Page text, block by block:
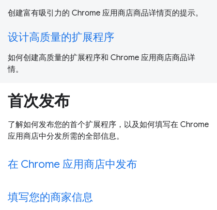
创建富有吸引力的 Chrome 应用商店商品详情页的提示。
设计高质量的扩展程序
如何创建高质量的扩展程序和 Chrome 应用商店商品详
情。
首次发布
了解如何发布您的首个扩展程序，以及如何填写在 Chrome
应用商店中分发所需的全部信息。
在 Chrome 应用商店中发布
填写您的商家信息